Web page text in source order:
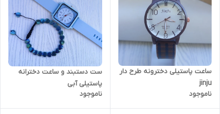
ساعت پاستیلی دخترونه طرح دار
jinju
ناموجود
ست دستبند و ساعت دخترانه
پاستیلی آبی
ناموجود